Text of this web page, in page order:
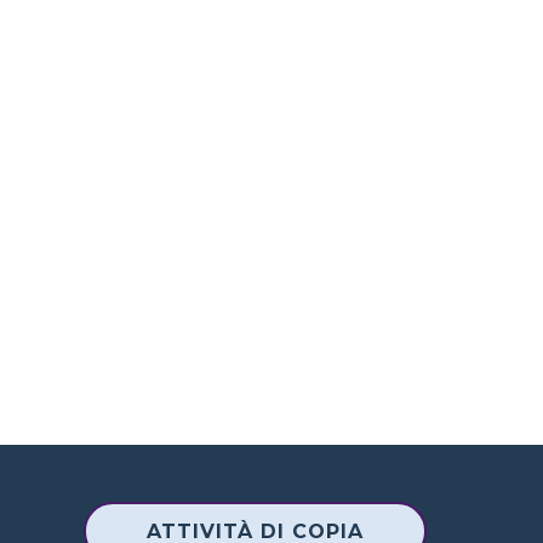
ATTIVITÀ DI COPIA